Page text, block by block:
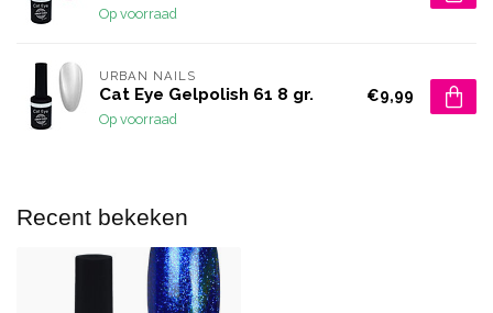
Op voorraad
URBAN NAILS
Cat Eye Gelpolish 61 8 gr.
Op voorraad
€9,99
Recent bekeken